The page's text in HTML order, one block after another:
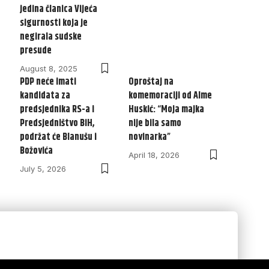
jedina članica Vijeća
sigurnosti koja je
negirala sudske
presude
August 8, 2025
PDP neće imati
kandidata za
predsjednika RS-a i
Predsjedništvo BiH,
podržat će Blanušu i
Božovića
July 5, 2026
Oproštaj na
komemoraciji od Alme
Huskić: “Moja majka
nije bila samo
novinarka”
April 18, 2026